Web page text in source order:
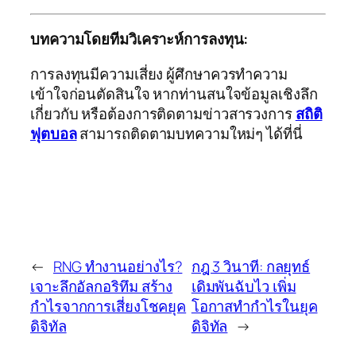
บทความโดยทีมวิเคราะห์การลงทุน:
การลงทุนมีความเสี่ยง ผู้ศึกษาควรทำความ
เข้าใจก่อนตัดสินใจ หากท่านสนใจข้อมูลเชิงลึก
เกี่ยวกับหรือต้องการติดตามข่าวสารวงการสถิติ
ฟุตบอลสามารถติดตามบทความใหม่ๆ ได้ที่นี่
← RNG ทำงานอย่างไร?
เจาะลึกอัลกอริทึม สร้าง
กำไรจากการเสี่ยงโชคยุค
ดิจิทัล
กฎ 3 วินาที: กลยุทธ์
เดิมพันฉับไว เพิ่ม
โอกาสทำกำไรในยุค
ดิจิทัล →